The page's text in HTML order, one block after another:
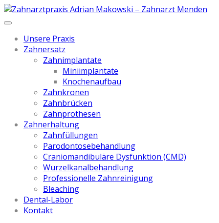
Unsere Praxis
Zahnersatz
Zahnimplantate
Miniimplantate
Knochenaufbau
Zahnkronen
Zahnbrücken
Zahnprothesen
Zahnerhaltung
Zahnfüllungen
Parodontosebehandlung
Craniomandibuläre Dysfunktion (CMD)
Wurzelkanalbehandlung
Professionelle Zahnreinigung
Bleaching
Dental-Labor
Kontakt